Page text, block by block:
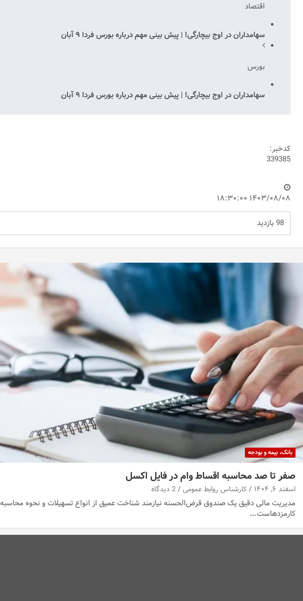
اقتصاد
سهامداران در اوج بیچارگی! | پیش بینی مهم درباره بورس فردا ۹ آبان
بورس
سهامداران در اوج بیچارگی! | پیش بینی مهم درباره بورس فردا ۹ آبان
کدخبر:
339385
۱۴۰۳/۰۸/۰۸ ۱۸:۳۰:۰۰
98 بازدید
بانک، بیمه و بودجه
صفر تا صد محاسبه اقساط وام در فایل اکسل
اسفند ۶, ۱۴۰۴ کارشناس روابط عمومی 2 دیدگاه
مدیریت مالی دقیق یک صندوق قرض‌الحسنه نیازمند شناخت عمیق از انواع تسهیلات و نحوه محاسبه
کارمزدهاست.…